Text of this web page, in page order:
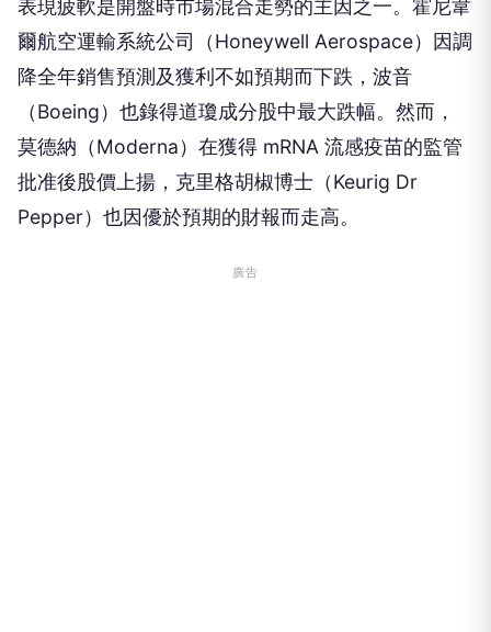
表現疲軟是開盤時市場混合走勢的主因之一。霍尼韋
爾航空運輸系統公司（Honeywell Aerospace）因調
降全年銷售預測及獲利不如預期而下跌，波音
（Boeing）也錄得道瓊成分股中最大跌幅。然而，
莫德納（Moderna）在獲得 mRNA 流感疫苗的監管
批准後股價上揚，克里格胡椒博士（Keurig Dr
Pepper）也因優於預期的財報而走高。
廣告